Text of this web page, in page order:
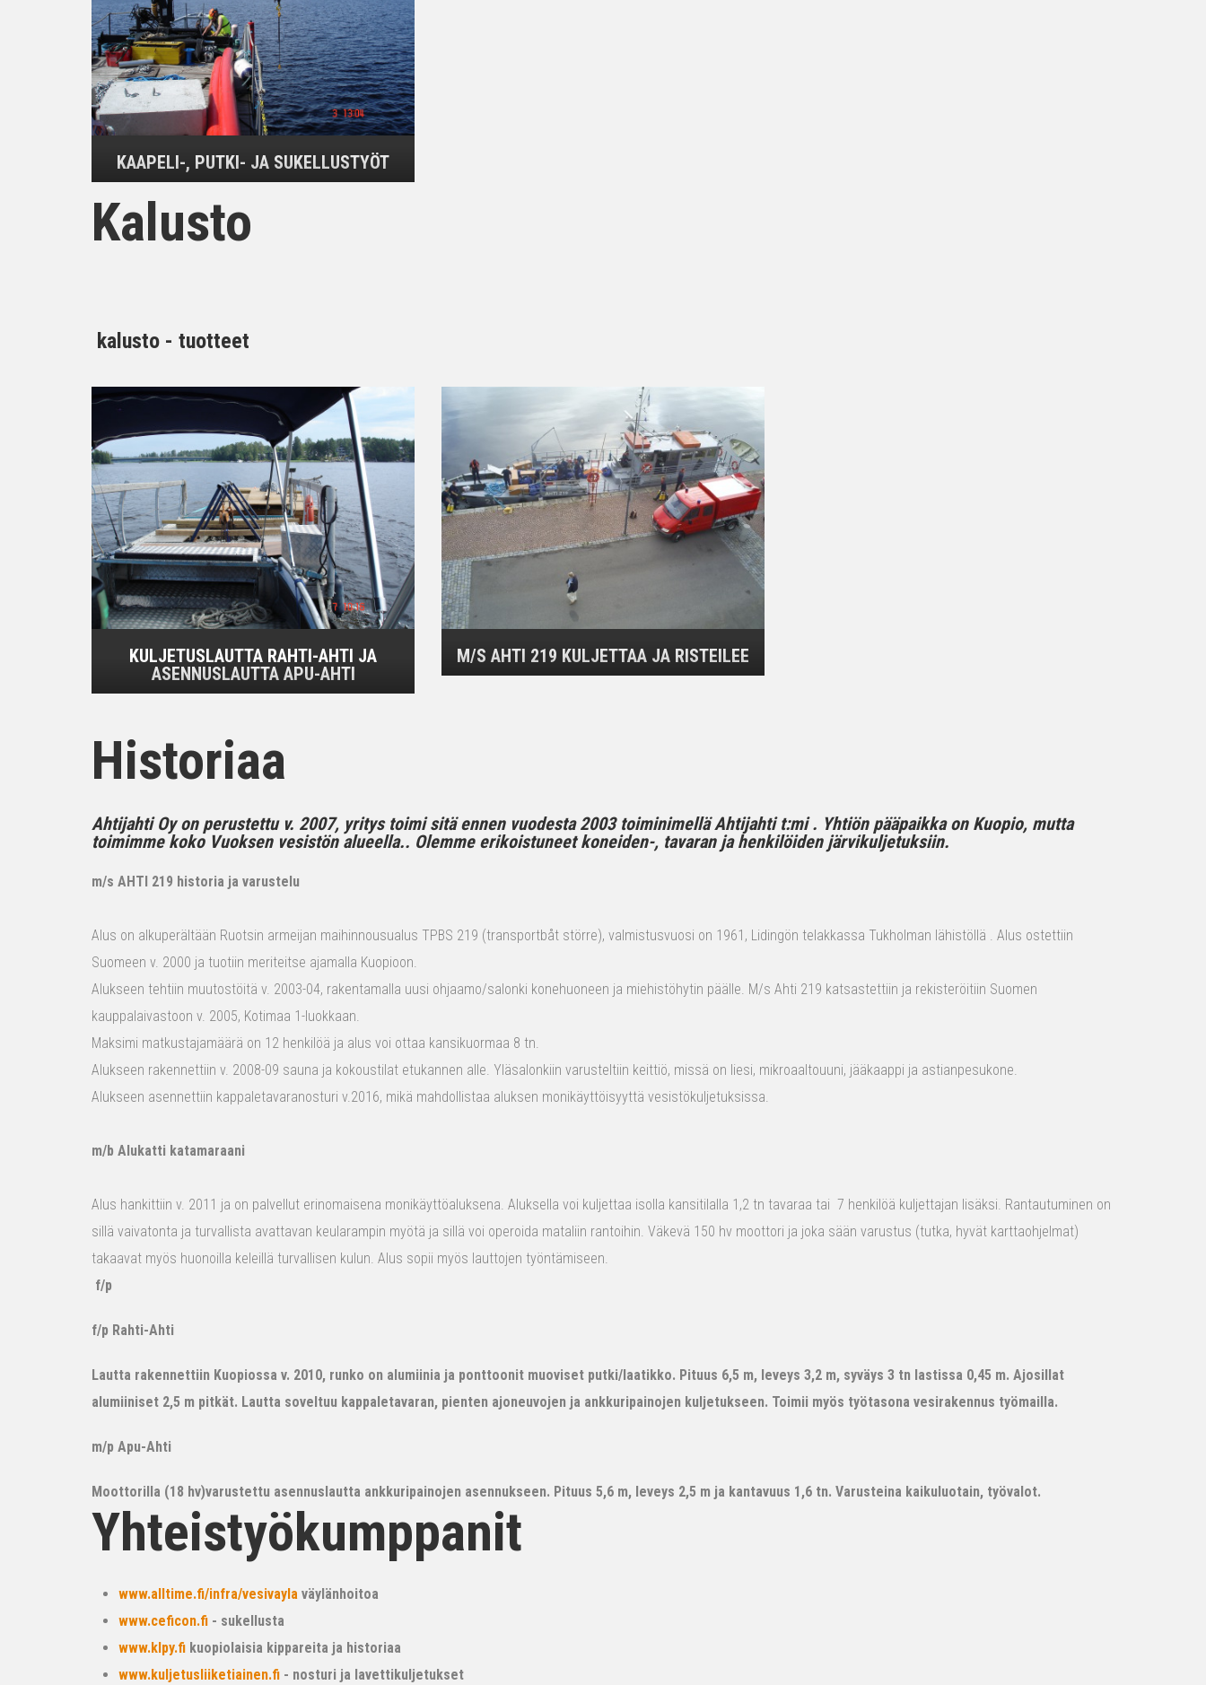
KAAPELI-, PUTKI- JA SUKELLUSTYÖT
Kalusto
kalusto - tuotteet
KULJETUSLAUTTA RAHTI-AHTI JA
ASENNUSLAUTTA APU-AHTI
M/S AHTI 219 KULJETTAA JA RISTEILEE
Historiaa
Ahtijahti Oy on perustettu v. 2007, yritys toimi sitä ennen vuodesta 2003 toiminimellä Ahtijahti t:mi . Yhtiön pääpaikka on Kuopio, mutta
toimimme koko Vuoksen vesistön alueella.. Olemme erikoistuneet koneiden-, tavaran ja henkilöiden järvikuljetuksiin.
m/s AHTI 219 historia ja varustelu
Alus on alkuperältään Ruotsin armeijan maihinnousualus TPBS 219 (transportbåt större), valmistusvuosi on 1961, Lidingön telakkassa Tukholman lähistöllä . Alus ostettiin
Suomeen v. 2000 ja tuotiin meriteitse ajamalla Kuopioon.
Alukseen tehtiin muutostöitä v. 2003-04, rakentamalla uusi ohjaamo/salonki konehuoneen ja miehistöhytin päälle. M/s Ahti 219 katsastettiin ja rekisteröitiin Suomen
kauppalaivastoon v. 2005, Kotimaa 1-luokkaan.
Maksimi matkustajamäärä on 12 henkilöä ja alus voi ottaa kansikuormaa 8 tn.
Alukseen rakennettiin v. 2008-09 sauna ja kokoustilat etukannen alle. Yläsalonkiin varusteltiin keittiö, missä on liesi, mikroaaltouuni, jääkaappi ja astianpesukone.
Alukseen asennettiin kappaletavaranosturi v.2016, mikä mahdollistaa aluksen monikäyttöisyyttä vesistökuljetuksissa.
m/b Alukatti katamaraani
Alus hankittiin v. 2011 ja on palvellut erinomaisena monikäyttöaluksena. Aluksella voi kuljettaa isolla kansitilalla 1,2 tn tavaraa tai 7 henkilöä kuljettajan lisäksi. Rantautuminen on
sillä vaivatonta ja turvallista avattavan keularampin myötä ja sillä voi operoida mataliin rantoihin. Väkevä 150 hv moottori ja joka sään varustus (tutka, hyvät karttaohjelmat)
takaavat myös huonoilla keleillä turvallisen kulun. Alus sopii myös lauttojen työntämiseen.
f/p
f/p Rahti-Ahti
Lautta rakennettiin Kuopiossa v. 2010, runko on alumiinia ja ponttoonit muoviset putki/laatikko. Pituus 6,5 m, leveys 3,2 m, syväys 3 tn lastissa 0,45 m. Ajosillat
alumiiniset 2,5 m pitkät. Lautta soveltuu kappaletavaran, pienten ajoneuvojen ja ankkuripainojen kuljetukseen. Toimii myös työtasona vesirakennus työmailla.
m/p Apu-Ahti
Moottorilla (18 hv)varustettu asennuslautta ankkuripainojen asennukseen. Pituus 5,6 m, leveys 2,5 m ja kantavuus 1,6 tn. Varusteina kaikuluotain, työvalot.
Yhteistyökumppanit
www.alltime.fi/infra/vesivayla väylänhoitoa
www.ceficon.fi - sukellusta
www.klpy.fi kuopiolaisia kippareita ja historiaa
www.kuljetusliiketiainen.fi - nosturi ja lavettikuljetukset